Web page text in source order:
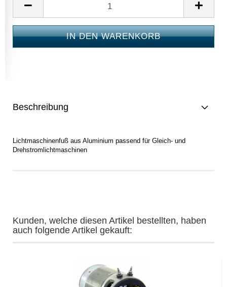
Beschreibung
Lichtmaschinenfuß aus Aluminium passend für Gleich- und
Drehstromlichtmaschinen
Kunden, welche diesen Artikel bestellten, haben
auch folgende Artikel gekauft: